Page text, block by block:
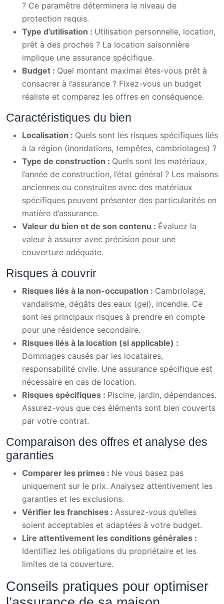
? Ce paramètre déterminera le niveau de
protection requis.
Type d’utilisation : Utilisation personnelle, location,
prêt à des proches ? La location saisonnière
implique une assurance spécifique.
Budget : Quel montant maximal êtes-vous prêt à
consacrer à l’assurance ? Fixez-vous un budget
réaliste et comparez les offres en conséquence.
Caractéristiques du bien
Localisation : Quels sont les risques spécifiques liés
à la région (inondations, tempêtes, cambriolages) ?
Type de construction : Quels sont les matériaux,
l’année de construction, l’état général ? Les maisons
anciennes ou construites avec des matériaux
spécifiques peuvent présenter des particularités en
matière d’assurance.
Valeur du bien et de son contenu : Évaluez la
valeur à assurer avec précision pour une
couverture adéquate.
Risques à couvrir
Risques liés à la non-occupation : Cambriolage,
vandalisme, dégâts des eaux (gel), incendie. Ce
sont les principaux risques à prendre en compte
pour une résidence secondaire.
Risques liés à la location (si applicable) :
Dommages causés par les locataires,
responsabilité civile. Une assurance spécifique est
nécessaire en cas de location.
Risques spécifiques : Piscine, jardin, dépendances.
Assurez-vous que ces éléments sont bien couverts
par votre contrat.
Comparaison des offres et analyse des
garanties
Comparer les primes : Ne vous basez pas
uniquement sur le prix. Analysez attentivement les
garanties et les exclusions.
Vérifier les franchises : Assurez-vous qu’elles
soient acceptables et adaptées à votre budget.
Lire attentivement les conditions générales :
Identifiez les obligations du propriétaire et les
limites de la couverture.
Conseils pratiques pour optimiser